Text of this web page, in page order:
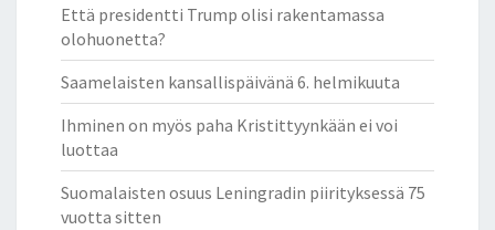
Että presidentti Trump olisi rakentamassa
olohuonetta?
Saamelaisten kansallispäivänä 6. helmikuuta
Ihminen on myös paha Kristittyynkään ei voi
luottaa
Suomalaisten osuus Leningradin piirityksessä 75
vuotta sitten